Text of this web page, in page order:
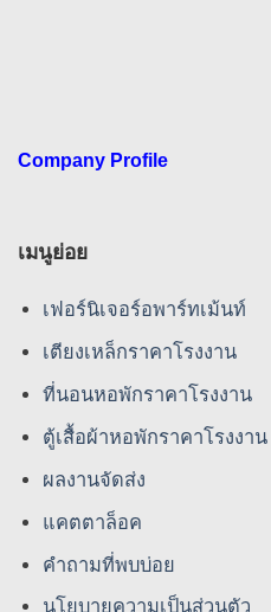
Company Profile
เมนูย่อย
เฟอร์นิเจอร์อพาร์ทเม้นท์
เตียงเหล็กราคาโรงงาน
ที่นอนหอพักราคาโรงงาน
ตู้เสื้อผ้าหอพักราคาโรงงาน
ผลงานจัดส่ง
แคตตาล็อค
คําถามที่พบบ่อย
นโยบายความเป็นส่วนตัว